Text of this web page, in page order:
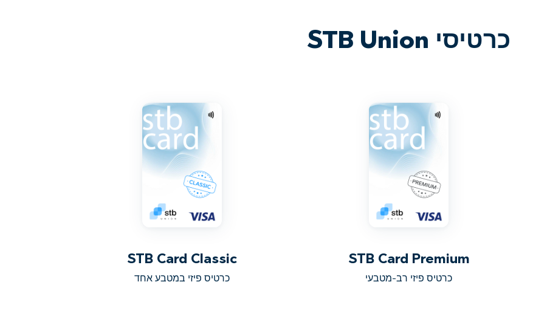
כרטיסי STB Union
STB Card Premium
כרטיס פיזי רב-מטבעי
STB Card Classic
כרטיס פיזי במטבע אחד